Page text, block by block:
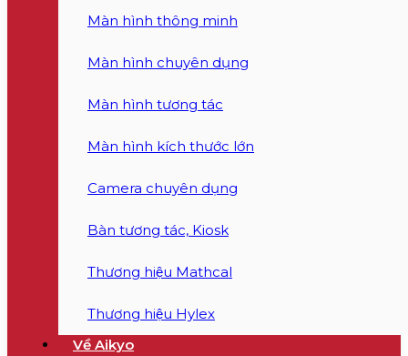
Màn hình thông minh
Màn hình chuyên dụng
Màn hình tương tác
Màn hình kích thước lớn
Camera chuyên dụng
Bàn tương tác, Kiosk
Thương hiệu Mathcal
Thương hiệu Hylex
Về Aikyo